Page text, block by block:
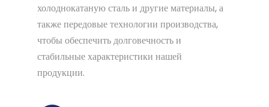
холоднокатаную сталь и другие материалы, а
также передовые технологии производства,
чтобы обеспечить долговечность и
стабильные характеристики нашей
продукции.